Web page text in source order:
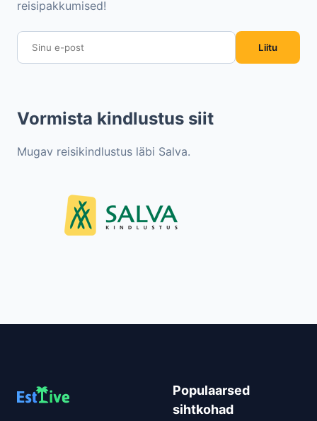
reisipakkumised!
Liitu
Vormista kindlustus siit
Mugav reisikindlustus läbi Salva.
Populaarsed
sihtkohad